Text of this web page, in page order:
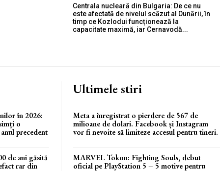
Centrala nucleară din Bulgaria: De ce nu
este afectată de nivelul scăzut al Dunării, în
timp ce Kozlodui funcționează la
capacitate maximă, iar Cernavodă...
în 2026:
o
precedent
de ani găsită
rar din
Ultimele stiri
Meta a înregistrat o pierdere de 567 de
milioane de dolari. Facebook și Instagram
vor fi nevoite să limiteze accesul pentru tineri.
MARVEL Tōkon: Fighting Souls, debut
oficial pe PlayStation 5 – 5 motive pentru